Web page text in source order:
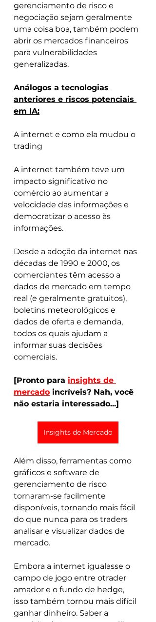
gerenciamento de risco e
negociação sejam geralmente
uma coisa boa, também podem
abrir os mercados financeiros
para vulnerabilidades
generalizadas.
Análogos a tecnologias
anteriores e riscos potenciais
em IA:
A internet e como ela mudou o
trading
A internet também teve um
impacto significativo no
comércio ao aumentar a
velocidade das informações e
democratizar o acesso às
informações.
Desde a adoção da internet nas
décadas de 1990 e 2000, os
comerciantes têm acesso a
dados de mercado em tempo
real (e geralmente gratuitos),
boletins meteorológicos e
dados de oferta e demanda,
todos os quais ajudam a
informar suas decisões
comerciais.
[Pronto para insights de
mercado incríveis? Nah, você
não estaria interessado...]
Insights de Mercado
Além disso, ferramentas como
gráficos e software de
gerenciamento de risco
tornaram-se facilmente
disponíveis, tornando mais fácil
do que nunca para os traders
analisar e visualizar dados de
mercado.
Embora a internet igualasse o
campo de jogo entre otrader
amador e o fundo de hedge,
isso também tornou mais difícil
ganhar dinheiro. Saber a